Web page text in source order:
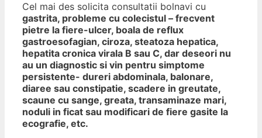
Cel mai des solicita consultatii bolnavi cu
gastrita, probleme cu colecistul – frecvent
pietre la fiere-ulcer, boala de reflux
gastroesofagian, ciroza, steatoza hepatica,
hepatita cronica virala B sau C, dar deseori nu
au un diagnostic si vin pentru simptome
persistente- dureri abdominala, balonare,
diaree sau constipatie, scadere in greutate,
scaune cu sange, greata, transaminaze mari,
noduli in ficat sau modificari de fiere gasite la
ecografie, etc.